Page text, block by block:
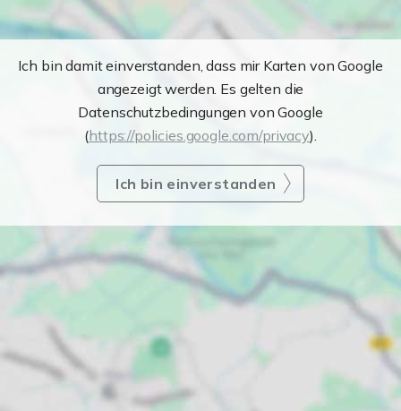
Ich bin damit einverstanden, dass mir Karten von Google
angezeigt werden. Es gelten die
Datenschutzbedingungen von Google
(https://policies.google.com/privacy).
Ich bin einverstanden